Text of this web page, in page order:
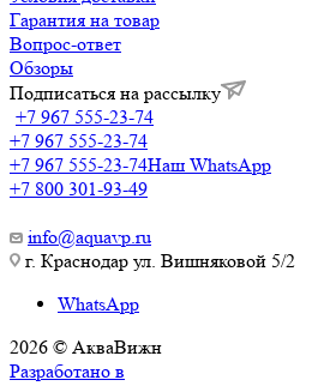
Гарантия на товар
Вопрос-ответ
Обзоры
Подписаться на рассылку
+7 967 555-23-74
+7 967 555-23-74
+7 967 555-23-74Наш WhatsApp
+7 800 301-93-49
info@aquavp.ru
г. Краснодар ул. Вишняковой 5/2
WhatsApp
2026 © АкваВижн
Разработано в